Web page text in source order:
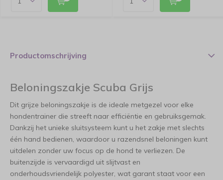
Productomschrijving
Beloningszakje Scuba Grijs
Dit grijze beloningszakje is de ideale metgezel voor elke
hondentrainer die streeft naar efficiëntie en gebruiksgemak.
Dankzij het unieke sluitsysteem kunt u het zakje met slechts
één hand bedienen, waardoor u razendsnel beloningen kunt
uitdelen zonder uw focus op de hond te verliezen. De
buitenzijde is vervaardigd uit slijtvast en
onderhoudsvriendelijk polyester, wat garant staat voor een